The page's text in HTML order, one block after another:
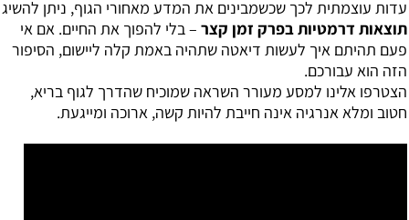
עדות עוצמתית לכך שכשמבינים את המדע מאחורי הגוף, ניתן להשיג
תוצאות דרמטיות בפרק זמן קצר – בלי להפוך את החיים. אם אי
פעם תהיתם איך לעשות דיאטה שתהיה באמת קלה ליישום, הסיפור
הזה הוא עבורכם.
הצטרפו אלינו למסע מעורר השראה שמוכיח שהדרך לגוף בריא,
חטוב ומלא אנרגיה אינה חייבת להיות קשה, ארוכה ומייגעת.